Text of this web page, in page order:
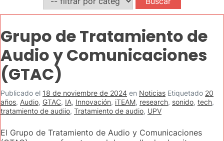
Grupo de Tratamiento de
Audio y Comunicaciones
(GTAC)
Publicado el 18 de noviembre de 2024 en Noticias Etiquetado 20
años, Audio, GTAC, IA, Innovación, iTEAM, research, sonido, tech,
tratamiento de audiio, Tratamiento de audio, UPV
El Grupo de Tratamiento de Audio y Comunicaciones